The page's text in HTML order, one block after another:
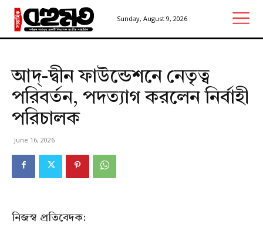
Sunday, August 9, 2026
আদ্-দ্বীন ফাউন্ডেশনে নেতৃত্ব
পরিবর্তন, পদত্যাগ করলেন নির্বাহী
পরিচালক
June 16, 2026
নিজস্ব প্রতিবেদক: